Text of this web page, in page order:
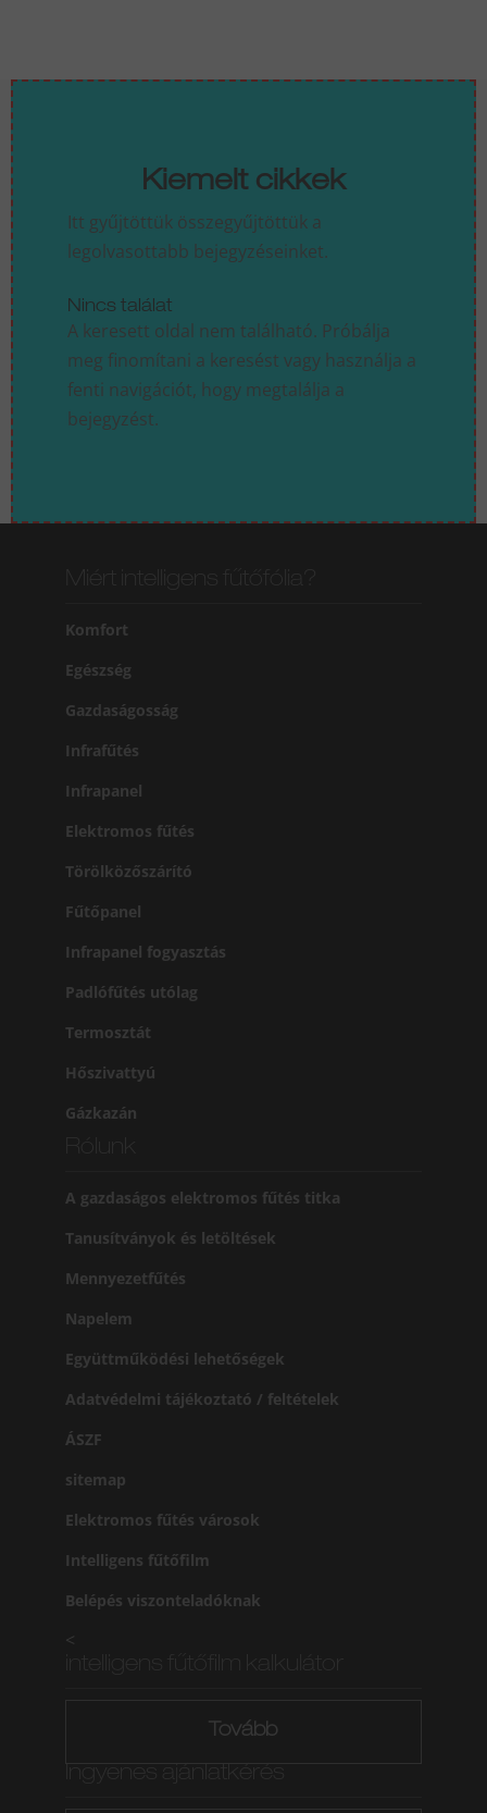
Kiemelt cikkek
Itt gyűjtöttük összegyűjtöttük a
legolvasottabb bejegyzéseinket.
Nincs találat
A keresett oldal nem található. Próbálja
meg finomítani a keresést vagy használja a
fenti navigációt, hogy megtalálja a
bejegyzést.
Komfort
Egészség
Gazdaságosság
Infrafűtés
Infrapanel
Elektromos fűtés
Törölközőszárító
Fűtőpanel
Infrapanel fogyasztás
Padlófűtés utólag
Termosztát
Hőszivattyú
Gázkazán
A gazdaságos elektromos fűtés titka
Tanusítványok és letöltések
Mennyezetfűtés
Napelem
Együttműködési lehetőségek
Adatvédelmi tájékoztató / feltételek
ÁSZF
sitemap
Elektromos fűtés városok
Intelligens fűtőfilm
Belépés viszonteladóknak
<
Tovább